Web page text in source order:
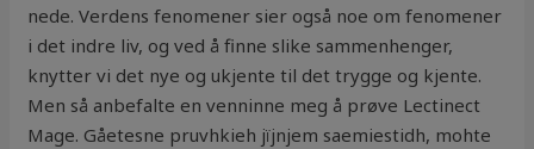
nede. Verdens fenomener sier også noe om fenomener
i det indre liv, og ved å finne slike sammenhenger,
knytter vi det nye og ukjente til det trygge og kjente.
Men så anbefalte en venninne meg å prøve Lectinect
Mage. Gåetesne pruvhkieh jïjnjem saemiestidh, mohte